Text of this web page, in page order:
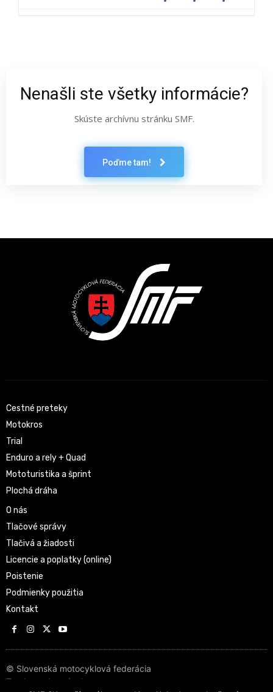
Nenašli ste všetky informácie?
Skúste archívnu stránku SMF.
Poďme tam!
Cestné preteky
Motokros
Trial
Enduro a rely + Quad
Mototuristika a šprint
Plochá dráha
O nás
Tlačové správy
Tlačivá a žiadosti
Licencie a poplatky (online)
Poistenie
Podmienky použitia
Kontakt
© Slovenská motocyklová federácia
Tvorba web stránok